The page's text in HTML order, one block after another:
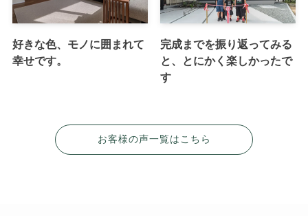
好きな色、モノに囲まれて
幸せです。
完成までを振り返ってみる
と、とにかく楽しかったで
す
お客様の声一覧はこちら